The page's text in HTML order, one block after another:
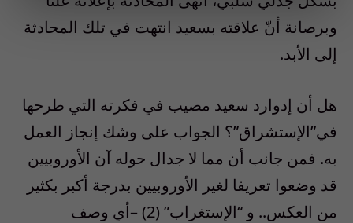
وبرصانة أنّ علاقته بسعيد انتهت في تلك المحادثة
إلى الأبد.
هل أن إدوارد سعيد مصيب في فكرته التي طرحها
في”الإستشراق”؟ الجواب على وشك إنجاز العمل
به. فمن جانب أن مما لا جدال حوله آن الأوروبيين
قد وضعوا تعريفا لغير الأوروبيين بدرجة أكبر بكثير
من العكس.. و “الإستغراب” (2) –أي وصف